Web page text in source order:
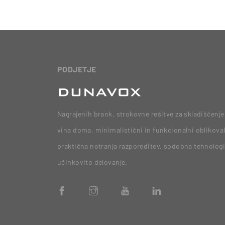
PODJETJE
Nagrajenih brank, strokovne rešitve za
vina doma, minimalistični in funkcionalni
praktična notranja razporeditev, sodobna
učinkovito delovanje.